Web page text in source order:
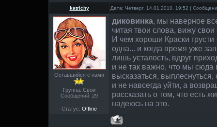
katrichy Дата: Четверг, 14.01.2010, 19:52 |
Оставшийся с нами
Группа: Свои
Сообщений: 29
Статус: Offline
диковинка, мы наверное
читая твои слова, вижу
И чем хороши Краски грусти
одна... и когда время уже
лишь усталость, вдруг
и не так важно, что мы
высказаться,
и не навсегда уйти, а
рассказать о том, что есть
надеюсь на это.